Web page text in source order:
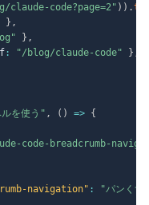
claude-code?page=2" ) ) .
} ,
} ,
: "/blog/claude-code" } ,
ルを使う" , ( ) => {
code-breadcrumb-
navigation" :
"パンくず